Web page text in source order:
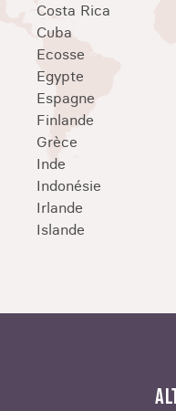
Costa Rica
Cuba
Ecosse
Egypte
Espagne
Finlande
Grèce
Inde
Indonésie
Irlande
Islande